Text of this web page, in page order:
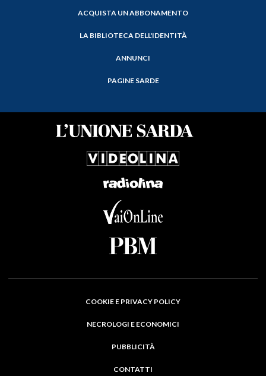
ACQUISTA UN ABBONAMENTO
LA BIBLIOTECA DELL'IDENTITÀ
ANNUNCI
PAGINE SARDE
COOKIE E PRIVACY POLICY
NECROLOGI E ECONOMICI
PUBBLICITÀ
CONTATTI